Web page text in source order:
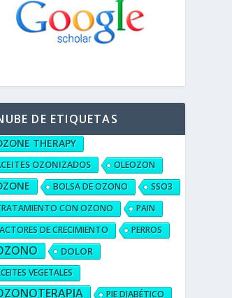
DE ETIQUETAS
THERAPY
OZONIZADOS OLEOZON
BOLSA DE OZONO
SSO3
CON OZONO
PAIN
DE CRECIMIENTO
PERROS
DOLOR
VEGETALES
PIE DIABÉTICO